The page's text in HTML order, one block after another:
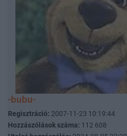
-bubu-
Regisztráció: 2007-11-23 10:19:44
Hozzászólások száma: 112 608